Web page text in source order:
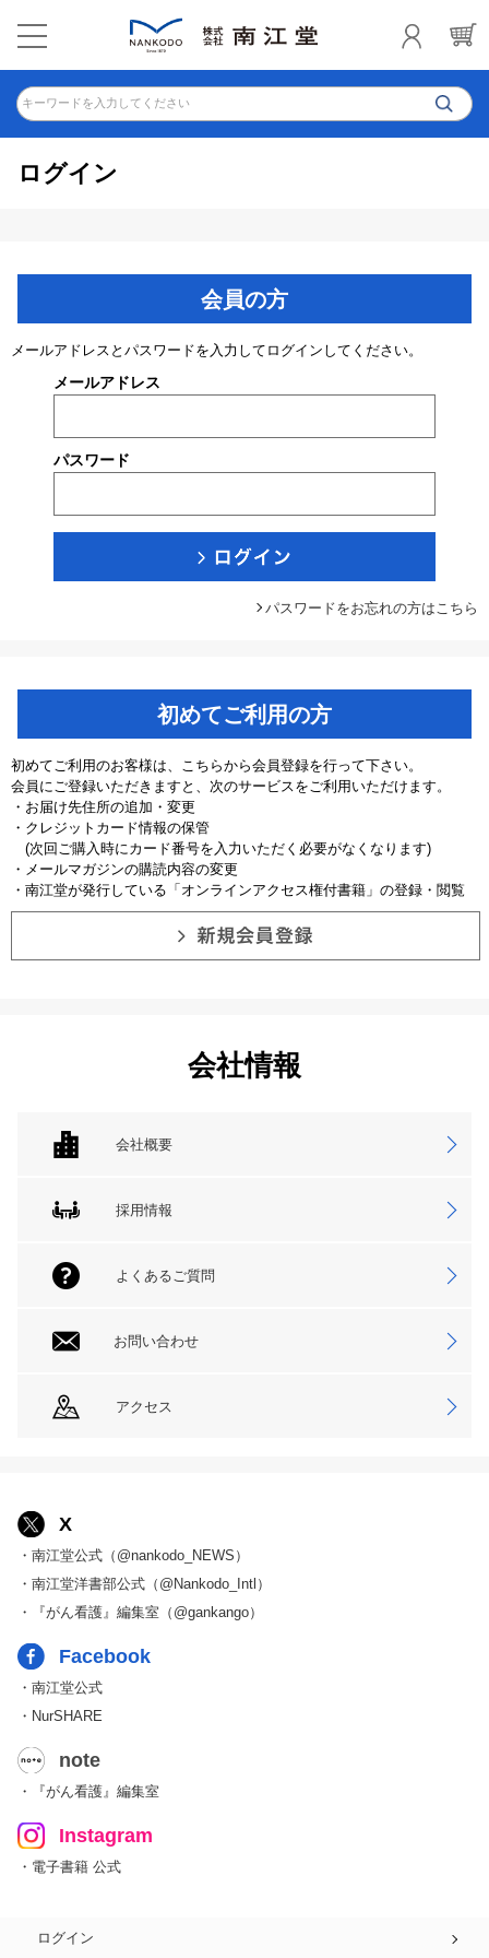
キーワードを入力してください
ログイン
会員の方
メールアドレスとパスワードを入力してログインしてください。
メールアドレス
パスワード
パスワードをお忘れの方はこちら
初めてご利用の方
初めてご利用のお客様は、こちらから会員登録を行って下さい。
会員にご登録いただきますと、次のサービスをご利用いただけます。
・お届け先住所の追加・変更
・クレジットカード情報の保管
(次回ご購入時にカード番号を入力いただく必要がなくなります)
・メールマガジンの購読内容の変更
・南江堂が発行している「オンラインアクセス権付書籍」の登録・閲覧
会社情報
会社概要
採用情報
よくあるご質問
お問い合わせ
アクセス
X
・南江堂公式（@nankodo_NEWS）
・南江堂洋書部公式（@Nankodo_Intl）
・『がん看護』編集室（@gankango）
Facebook
・南江堂公式
・NurSHARE
note
・『がん看護』編集室
Instagram
・電子書籍 公式
ログイン